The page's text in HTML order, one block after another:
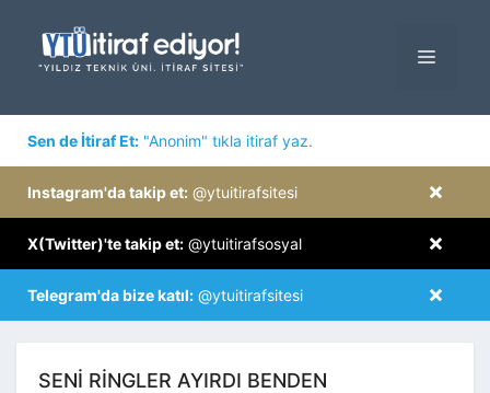
MENÜ
Sen de İtiraf Et: "Anonim" tıkla itiraf yaz.
×
Instagram'da takip et: @ytuitirafsitesi
×
X(Twitter)'te takip et: @ytuitirafsosyal
×
Telegram'da bize katıl: @ytuitirafsitesi
SENI RINGLER AYIRDI BENDEN